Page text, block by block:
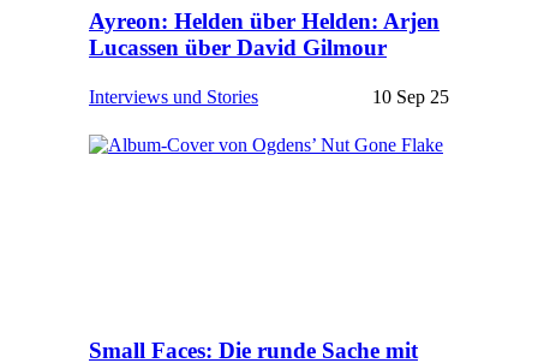
Ayreon: Helden über Helden: Arjen
Lucassen über David Gilmour
Interviews und Stories 10 Sep 25
Small Faces: Die runde Sache mit